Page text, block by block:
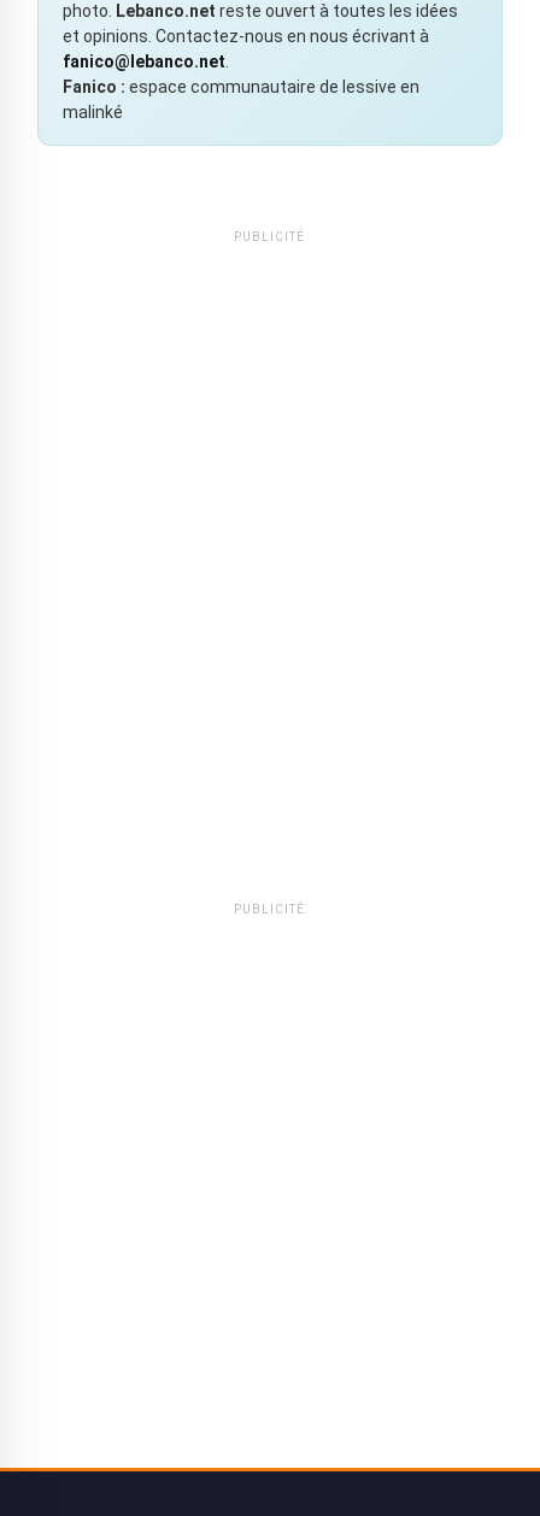
photo.
Lebanco.net reste ouvert à toutes les idées
et opinions. Contactez-nous en nous écrivant à
fanico@lebanco.net
Fanico : espace communautaire de lessive en
malinké
PUBLICITÉ
PUBLICITÉ